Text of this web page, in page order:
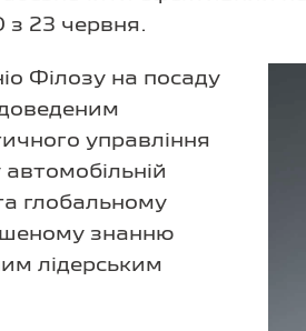
з 23 червня.
Філозу на посаду
управління
глобальному
знанню
лідерським